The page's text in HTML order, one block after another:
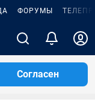
ФОРУМЫ
Согласен